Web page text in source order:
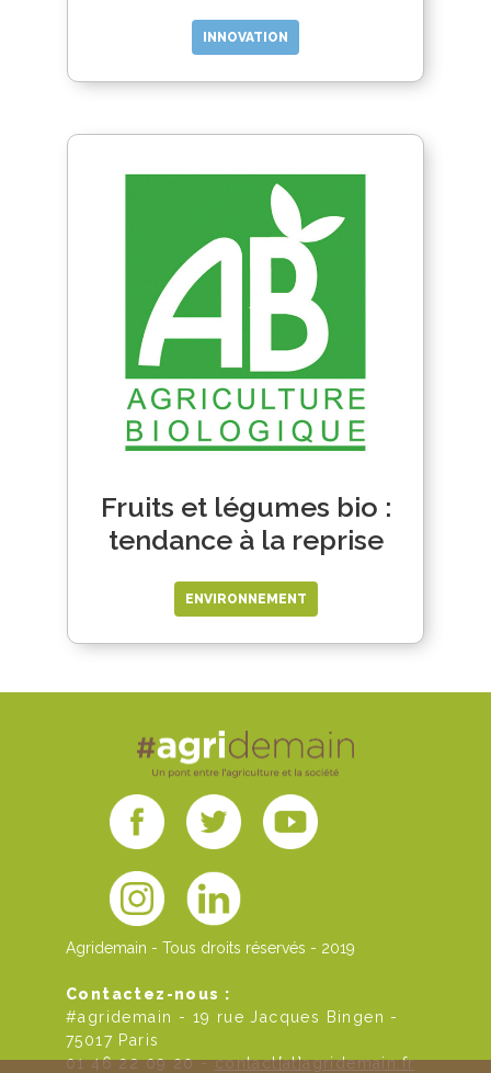
INNOVATION
Fruits et légumes bio :
tendance à la reprise
ENVIRONNEMENT
Agridemain - Tous droits réservés - 2019
Contactez-nous :
#agridemain - 19 rue Jacques Bingen -
75017 Paris
01 46 22 09 20 -contact[at]agridemain.fr